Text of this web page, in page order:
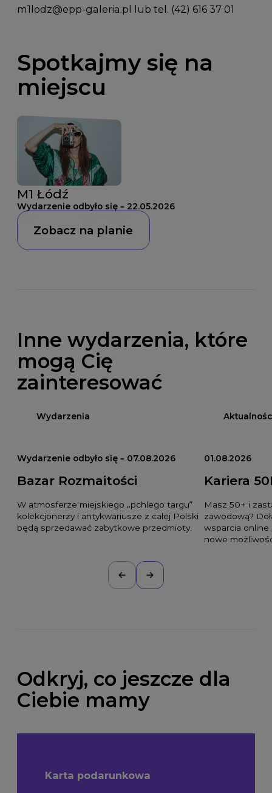
m1lodz@epp-galeria.pl lub tel. (42) 616 37 01
Spotkajmy się na
miejscu
M1 Łódź
Wydarzenie odbyło się – 22.05.2026
Zobacz na planie
Inne wydarzenia, które
mogą Cię
zainteresować
Wydarzenia
Wydarzenie odbyło się – 07.08.2026
Bazar Rozmaitości
W atmosferze miejskiego „pchlego targu”
kolekcjonerzy i antykwariusze z całej Polski
będą sprzedawać zabytkowe przedmioty.
01.08.2026
Kariera
Masz 50+ i
zawodową?
wsparcia online
nowe
Odkryj, co jeszcze dla
Ciebie mamy
Karta podarunkowa